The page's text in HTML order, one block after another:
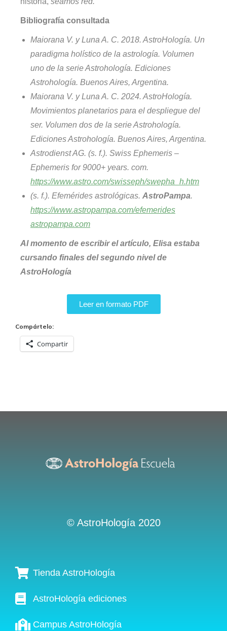
Bibliografía consultada
Maiorana V. y Luna A. C. 2018. AstroHología. Un
paradigma holístico de la astrología. Volumen
uno de la serie Astrohología. Ediciones
Astrohología. Buenos Aires, Argentina.
Maiorana V. y Luna A. C. 2024. AstroHología.
Movimientos planetarios para el despliegue del
ser. Volumen dos de la serie Astrohología.
Ediciones Astrohología. Buenos Aires, Argentina.
Astrodienst AG. (s. f.). Swiss Ephemeris –
Ephemeris for 9000+ years. com.
https://www.astro.com/swisseph/swepha_h.htm
(s. f.). Efemérides astrológicas. AstroPampa.
https://www.astropampa.com/efemerides
astropampa.com
Al momento de escribir el artículo, Elisa estaba
cursando finales del segundo nivel de
AstroHología
Leer en formato PDF
Compártelo:
Compartir
© AstroHología 2020
Tienda AstroHología
AstroHología ediciones
Campus AstroHología